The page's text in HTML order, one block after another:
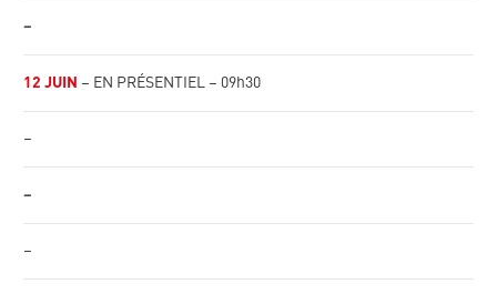
–
12 JUIN – EN PRÉSENTIEL – 09h30
–
–
–